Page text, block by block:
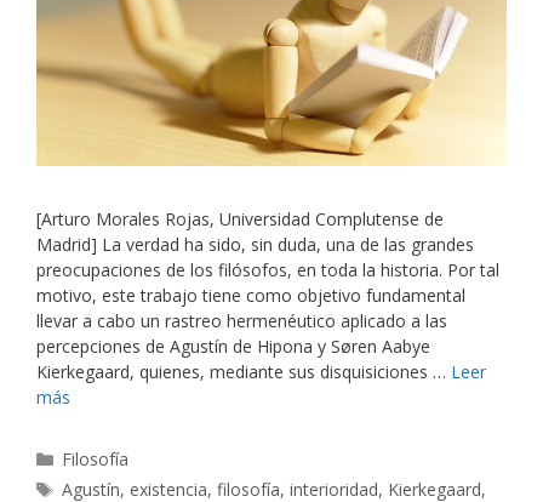
[Arturo Morales Rojas, Universidad Complutense de
Madrid] La verdad ha sido, sin duda, una de las grandes
preocupaciones de los filósofos, en toda la historia. Por tal
motivo, este trabajo tiene como objetivo fundamental
llevar a cabo un rastreo hermenéutico aplicado a las
percepciones de Agustín de Hipona y Søren Aabye
Kierkegaard, quienes, mediante sus disquisiciones … Leer
más
Categorías
Filosofía
Etiquetas
Agustín, existencia,filosofía,interioridad, Kierkegaard,